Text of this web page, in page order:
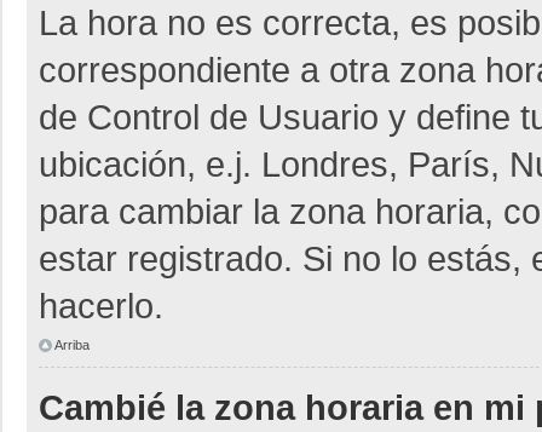
La hora no es correcta, es
correspondiente a otra zona
de Control de Usuario y define
ubicación, e.j. Londres, París,
para cambiar la zona horaria,
estar registrado. Si no lo estás,
hacerlo.
Arriba
Cambié la zona horaria en